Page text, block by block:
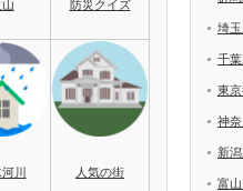
防災クイズ
川 人気の街
埼
千
東
神
新
富